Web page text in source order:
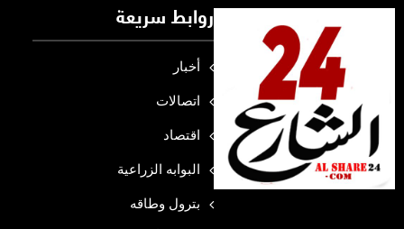
روابط سريعة
أخبار
اتصالات
اقتصاد
البوابه الزراعية
بترول وطاقه